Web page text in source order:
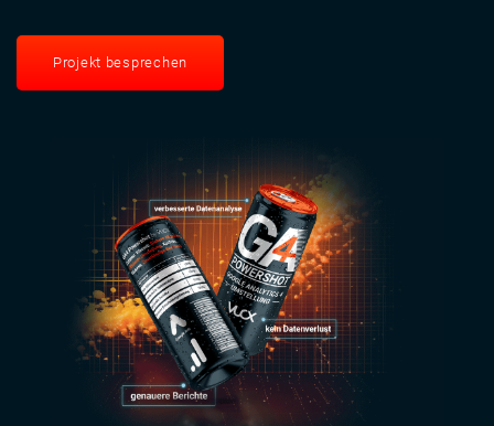
Projekt besprechen